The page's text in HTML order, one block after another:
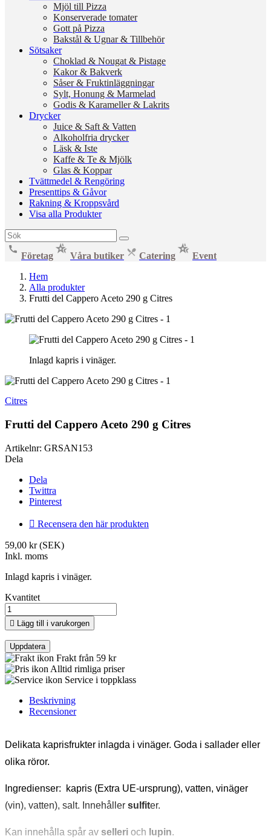
Mjöl till Pizza
Konserverade tomater
Gott på Pizza
Bakstål & Ugnar & Tillbehör
Sötsaker
Choklad & Nougat & Pistage
Kakor & Bakverk
Såser & Fruktinläggningar
Sylt, Honung & Marmelad
Godis & Karameller & Lakrits
Drycker
Juice & Saft & Vatten
Alkoholfria drycker
Läsk & Iste
Kaffe & Te & Mjölk
Glas & Koppar
Tvättmedel & Rengöring
Presenttips & Gåvor
Rakning & Kroppsvård
Visa alla Produkter
Företag Våra butiker Catering Event
Hem
Alla produkter
Frutti del Cappero Aceto 290 g Citres
Inlagd kapris i vinäger.
Citres
Frutti del Cappero Aceto 290 g Citres
Artikelnr: GRSAN153
Dela
Dela
Twittra
Pinterest
 Recensera den här produkten
59,00 kr (SEK)
Inkl. moms
Inlagd kapris i vinäger.
Kvantitet
 Lägg till i varukorgen
Frakt från 59 kr
Alltid rimliga priser
Service i toppklass
Beskrivning
Recensioner
Delikata kaprisfrukter inlagda i vinäger. Goda i sallader eller
olika röror.
Ingredienser: kapris (Extra UE-ursprung), vatten, vinäger
(vin), vatten), salt. Innehåller sulfiter.
Kan innehålla spår av selleri och lupin.